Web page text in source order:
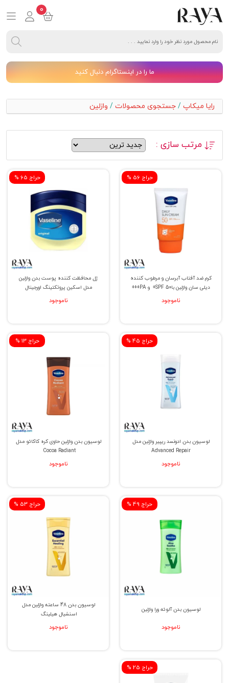
0
ما را در اینستاگرام دنبال کنید
رایا میکاپ / جستجوی محصولات / وازلین
مرتب سازی :
% حراج 56
کرم ضد آفتاب آبرسان و مرطوب کننده
دیلی سان وازلین باSPF 50+ و PA+++
ناموجود
% حراج 65
ژل محافظت کننده پوست بدن وازلین
مدل اسکین پروتکتینگ اورجینال
ناموجود
% حراج 45
لوسیون بدن ادونسد ریپیر وازلین مدل
Advanced Repair
ناموجود
% حراج 13
لوسیون بدن وازلین حاوی کره کاکائو مدل
Cocoa Radiant
ناموجود
% حراج 49
لوسیون بدن آلوئه ورا وازلین
ناموجود
% حراج 53
لوسیون بدن 48 ساعته وازلین مدل
اسنشیال هیلینگ
ناموجود
% حراج 25